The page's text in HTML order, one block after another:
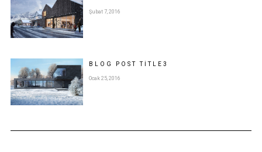
Şubat 7, 2016
BLOG POSTTITLE 3
Ocak 25, 2016